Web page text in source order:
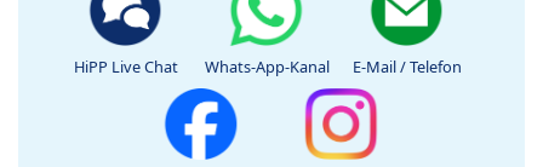
HiPP Live Chat Whats-App-Kanal E-Mail / Telefon